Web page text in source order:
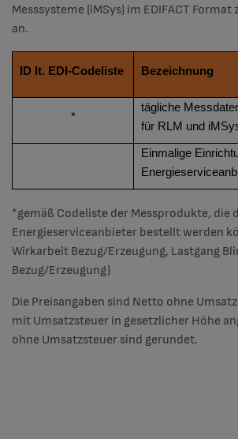
Messsysteme (iMSys) im EDIFACT
an.
ID lt. EDI-Codeliste Bezeichnung
*
tägliche
für RLM und
Einmalige
*gemäß Codeliste der Messprodukte, die
Energieserviceanbieter bestellt werden
Wirkarbeit Bezug/Erzeugung, Lastgang
Bezug/Erzeugung)
Die Preisangaben sind Netto ohne
mit Umsatzsteuer in gesetzlicher Höhe
ohne Umsatzsteuer sind gerundet.